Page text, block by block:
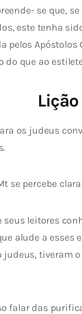
se que,
este tenha
pelos
do que ao
os judeus
se percebe
seus leitores
alude a esses
judeus, tiveram
falar das